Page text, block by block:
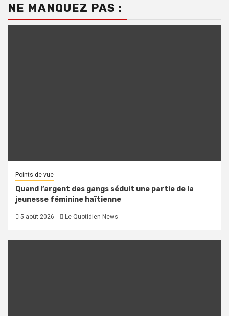
NE MANQUEZ PAS :
Points de vue
Quand l’argent des gangs séduit une partie de la
jeunesse féminine haïtienne
5 août 2026 Le Quotidien News